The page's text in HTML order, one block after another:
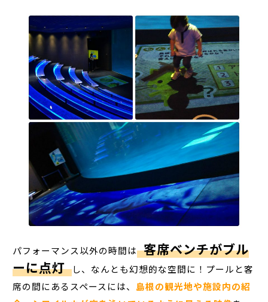
パフォーマンス以外の時間は 客席ベンチがブル
ーに点灯 し、なんとも幻想的な空間に！プールと客
席の間にあるスペースには、 島根の観光地や施設内の紹